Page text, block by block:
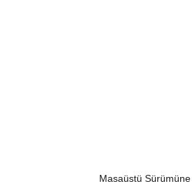
Masaüstü